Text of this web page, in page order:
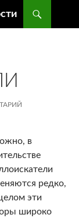
в
редко,
эти
широко